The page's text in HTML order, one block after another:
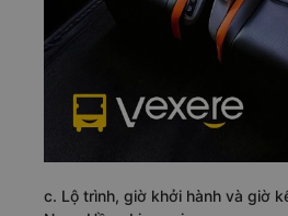
c. Lộ trình, giờ khởi hành và giờ